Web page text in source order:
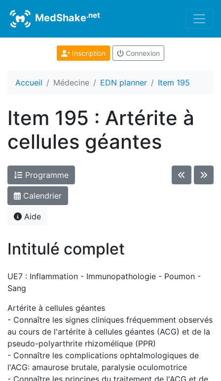
MedShake.net
Inscription Connexion
Accueil Médecine EDN planner Item 195
Item 195 : Artérite à
cellules géantes
Programme
Calendrier
Aide
Intitulé complet
UE7 : Inflammation - Immunopathologie - Poumon -
Sang
Artérite à cellules géantes
- Connaître les signes cliniques fréquemment observés
au cours de l'artérite à cellules géantes (ACG) et de la
pseudo-polyarthrite rhizomélique (PPR)
- Connaître les complications ophtalmologiques de
l'ACG: amaurose brutale, paralysie oculomotrice
- Connaître les principes du traitement de l'ACG et de